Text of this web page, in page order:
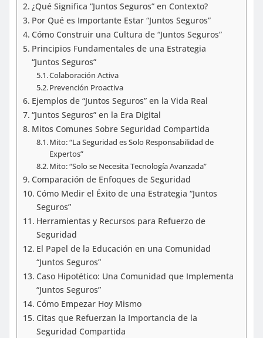
¿Qué Significa “Juntos Seguros” en Contexto?
Por Qué es Importante Estar “Juntos Seguros”
Cómo Construir una Cultura de “Juntos Seguros”
Principios Fundamentales de una Estrategia
“Juntos Seguros”
Colaboración Activa
Prevención Proactiva
Ejemplos de “Juntos Seguros” en la Vida Real
“Juntos Seguros” en la Era Digital
Mitos Comunes Sobre Seguridad Compartida
Mito: “La Seguridad es Solo Responsabilidad de
Expertos”
Mito: “Solo se Necesita Tecnología Avanzada”
Comparación de Enfoques de Seguridad
Cómo Medir el Éxito de una Estrategia “Juntos
Seguros”
Herramientas y Recursos para Refuerzo de
Seguridad
El Papel de la Educación en una Comunidad
“Juntos Seguros”
Caso Hipotético: Una Comunidad que Implementa
“Juntos Seguros”
Cómo Empezar Hoy Mismo
Citas que Refuerzan la Importancia de la
Seguridad Compartida